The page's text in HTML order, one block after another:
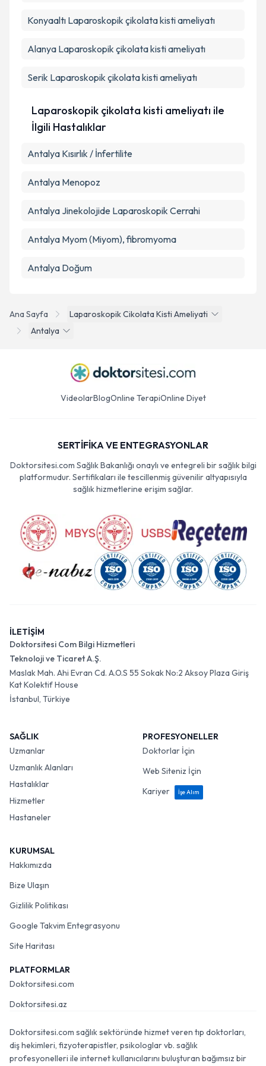
Ana Sayfa
Laparoskopik Cikolata Kisti Ameliyati
Antalya
Konyaaltı Laparoskopik çikolata kisti ameliyatı
Alanya Laparoskopik çikolata kisti ameliyatı
Serik Laparoskopik çikolata kisti ameliyatı
Laparoskopik çikolata kisti ameliyatı ile
İlgili Hastalıklar
Antalya Kısırlık / İnfertilite
Antalya Menopoz
Antalya Jinekolojide Laparoskopik Cerrahi
Antalya Myom (Miyom), fibromyoma
Antalya Doğum
VideolarBlogOnline TerapiOnline Diyet
SERTİFİKA VE ENTEGRASYONLAR
Doktorsitesi.com Sağlık Bakanlığı onaylı ve entegreli bir sağlık bilgi
platformudur. Sertifikaları ile tescillenmiş güvenilir altyapısıyla
sağlık hizmetlerine erişim sağlar.
İLETİŞİM
Doktorsitesi Com Bilgi Hizmetleri
Teknoloji ve Ticaret A.Ş.
Maslak Mah. Ahi Evran Cd. A.O.S 55 Sokak No:2 Aksoy Plaza Giriş
Kat Kolektif House
İstanbul, Türkiye
SAĞLIK
Uzmanlar
Uzmanlık Alanları
Hastalıklar
Hizmetler
Hastaneler
PROFESYONELLER
Doktorlar İçin
Web Siteniz İçin
Kariyer
İşe Alım
KURUMSAL
Hakkımızda
Bize Ulaşın
Gizlilik Politikası
Google Takvim Entegrasyonu
Site Haritası
PLATFORMLAR
Doktorsitesi.com
Doktorsitesi.az
Doktorsitesi.com sağlık sektöründe hizmet veren tıp doktorları,
diş hekimleri, fizyoterapistler, psikologlar vb. sağlık
profesyonelleri ile internet kullanıcılarını buluşturan bağımsız bir